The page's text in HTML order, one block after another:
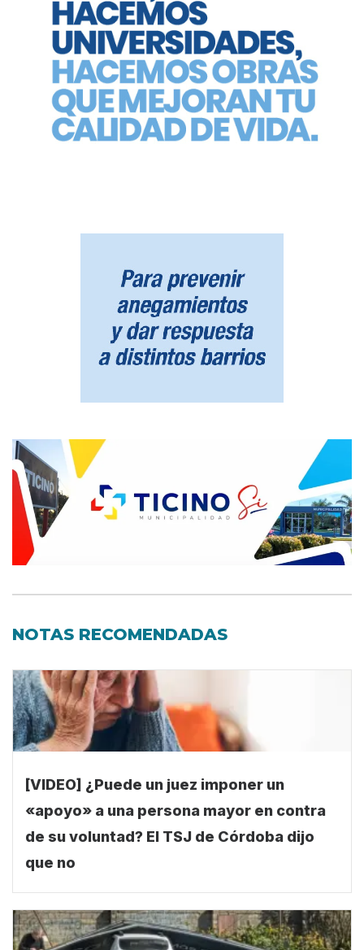
NOTAS RECOMENDADAS
[VIDEO] ¿Puede un juez imponer un
«apoyo» a una persona mayor en contra
de su voluntad? El TSJ de Córdoba dijo
que no